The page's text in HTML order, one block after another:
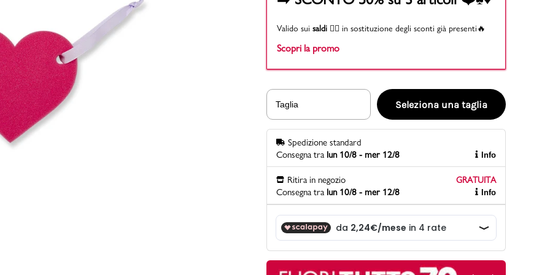
la guida
PittaRosso
divertenti con le calzature
Valido sui saldi 👉🏻 in sostituzione degli sconti già presenti🔥
Scopri la promo
Taglia Seleziona una taglia
Spedizione standard
Consegna tra lun 10/8 - mer 12/8 Info
Ritira in negozio
GRATUITA
Consegna tra lun 10/8 - mer 12/8 Info